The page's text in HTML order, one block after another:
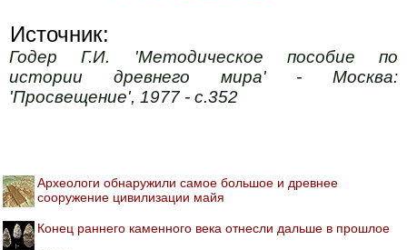
Источник:
Годер Г.И. 'Методическое пособие по
истории древнего мира' - Москва:
'Просвещение', 1977 - с.352
Археологи обнаружили самое большое и древнее
сооружение цивилизации майя
Конец раннего каменного века отнесли дальше в прошлое